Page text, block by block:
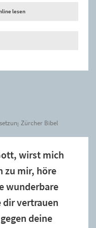
lesen
Zürcher Bibel
wirst mich
zu mir, höre
wunderbare
dir vertrauen
deine